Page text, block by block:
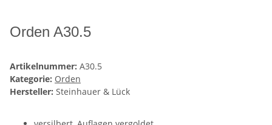
Orden A30.5
Artikelnummer: A30.5
Kategorie: Orden
Hersteller: Steinhauer & Lück